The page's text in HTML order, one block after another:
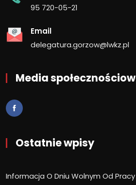
95 720-05-21
Email
delegatura.gorzow@lwkz.pl
Media
Ostatnie wpisy
Informacja O Dniu Wolnym Od Pracy